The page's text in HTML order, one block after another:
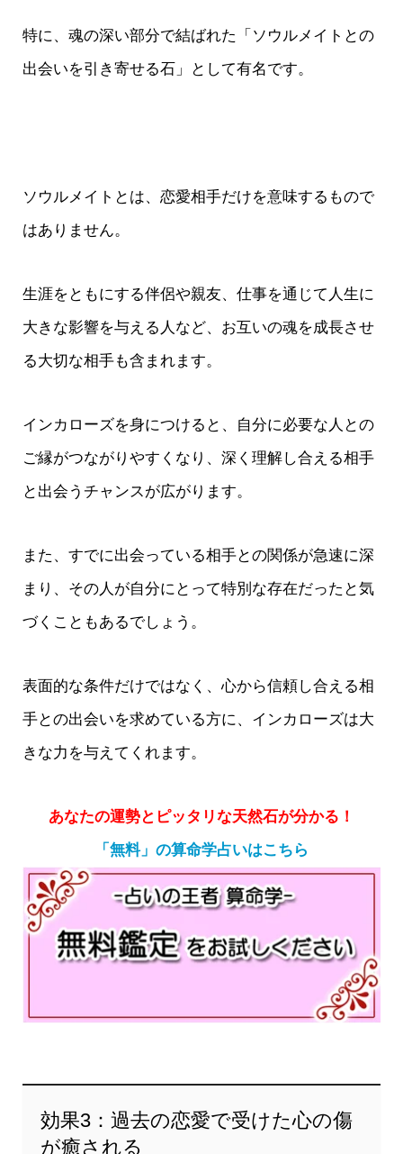
特に、魂の深い部分で結ばれた「ソウルメイトとの
出会いを引き寄せる石」として有名です。
ソウルメイトとは、恋愛相手だけを意味するもので
はありません。
生涯をともにする伴侶や親友、仕事を通じて人生に
大きな影響を与える人など、お互いの魂を成長させ
る大切な相手も含まれます。
インカローズを身につけると、自分に必要な人との
ご縁がつながりやすくなり、深く理解し合える相手
と出会うチャンスが広がります。
また、すでに出会っている相手との関係が急速に深
まり、その人が自分にとって特別な存在だったと気
づくこともあるでしょう。
表面的な条件だけではなく、心から信頼し合える相
手との出会いを求めている方に、インカローズは大
きな力を与えてくれます。
あなたの運勢とピッタリな天然石が分かる！
「無料」の算命学占いはこちら
効果3：過去の恋愛で受けた心の傷
が癒される